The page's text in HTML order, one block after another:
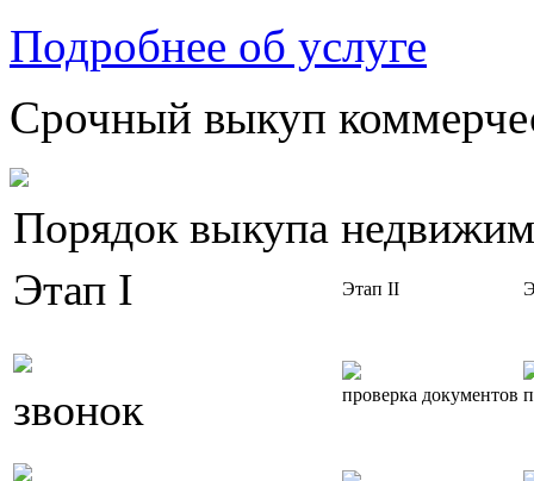
Подробнее об услуге
Срочный выкуп
Порядок выкупа
Этап I
Этап II
звонок проверка документов